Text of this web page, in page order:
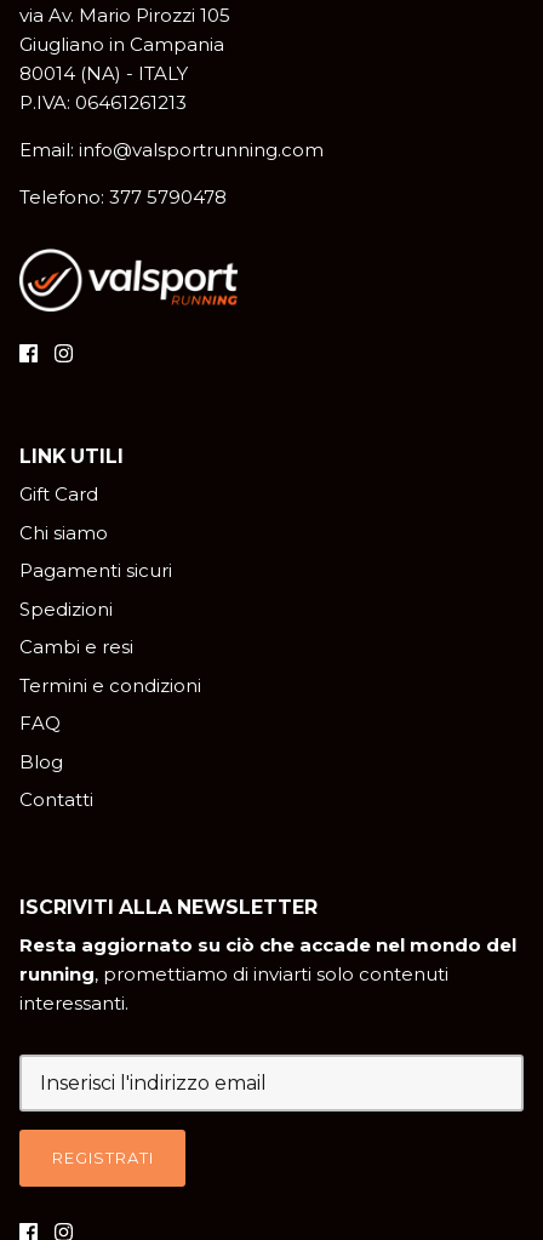
via Av. Mario Pirozzi 105
Giugliano in Campania
80014 (NA) - ITALY
P.IVA: 06461261213
Email: info@valsportrunning.com
Telefono: 377 5790478
LINK UTILI
Gift Card
Chi siamo
Pagamenti sicuri
Spedizioni
Cambi e resi
Termini e condizioni
FAQ
Blog
Contatti
ISCRIVITI ALLA NEWSLETTER
Resta aggiornato su ciò che accade nel mondo del
running, promettiamo di inviarti solo contenuti
interessanti.
REGISTRATI